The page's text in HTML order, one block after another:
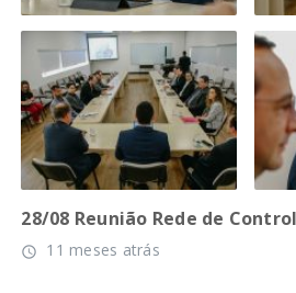
28/08 Reunião Rede de
access_time 11 meses atrás